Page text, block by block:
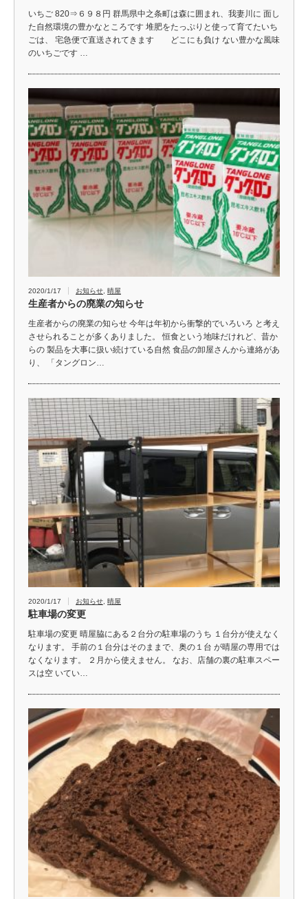
いちご 820⇒６９８円 群馬県中之条町は森に囲まれ、我妻川に 面し
た自然環境の豊かなところです 堆肥をたっぷりと使って育てたいち
ごは、 宅急便で直送されてきます どこにも負け ない豊かな風味
のいちごです …
2020/1/17 お知らせ 晴屋
生産者からの廃業の知らせ
生産者からの廃業の知らせ 今年は年初から衝撃的でいろいろ と考え
させられることが多くありました。 恒食という地味だけれど、昔か
らの 製品を大事に扱い続けている自然 食品の卸屋さんから連絡があ
り、 「タングロン…
2020/1/17 お知らせ 晴屋
駐車場の変更
駐車場の変更 晴屋脇にある２台分の駐車場のうち １台分が使えなく
なります。 手前の１台分はそのままで、奥の１台 が晴屋の専用では
なくなります。 ２月から使えません。 なお、店舗の裏の駐車スペー
スは空 いてい…